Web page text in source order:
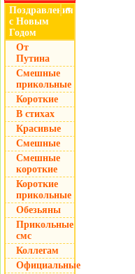
Поздравления
с Новым
Годом
▼
От
Путина
Смешные
прикольные
Короткие
В стихах
Красивые
Смешные
Смешные
короткие
Короткие
прикольные
Обезьяны
Прикольные
смс
Коллегам
Официальные